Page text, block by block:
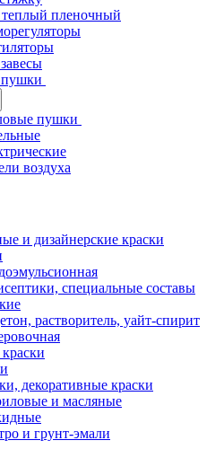
пленочный
пушки
воздуха
и дизайнерские краски
специальные составы
растворитель, уайт-спирит
декоративные краски
и масляные
и грунт-эмали